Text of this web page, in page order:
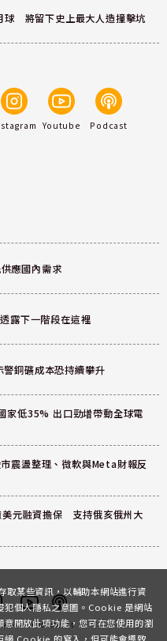
球 將留下史上最大人造撞擊坑
Youtube Podcast
應國內需求
露下一階段在這裡
銅礦成本恐持續攀升
家低35% 出口勁增帶動全球電
震盪整理、微軟與Meta財報反
元融資擔保 支持俄亥俄州大
YoutubePodcast
某些資訊，以輔助本網站進行資
犯個人隱私之意圖。Cookie 是網站
開放此項功能，您可在您使用的瀏